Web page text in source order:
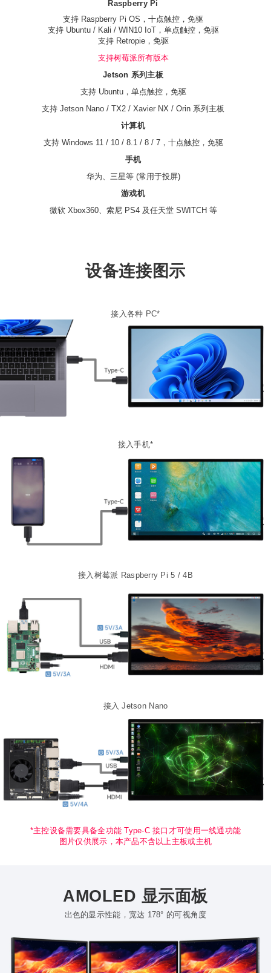
Raspberry Pi
支持 Raspberry Pi OS，十点触控，免驱
支持 Ubuntu / Kali / WIN10 IoT，单点触控，免驱
支持 Retropie，免驱
支持树莓派所有版本
Jetson 系列主板
支持 Ubuntu，单点触控，免驱
支持 Jetson Nano / TX2 / Xavier NX / Orin 系列主板
计算机
支持 Windows 11 / 10 / 8.1 / 8 / 7，十点触控，免驱
手机
华为、三星等 (常用于投屏)
游戏机
微软 Xbox360、索尼 PS4 及任天堂 SWITCH 等
设备连接图示
接入各种 PC*
接入手机*
接入树莓派 Raspberry Pi 5 / 4B
接入 Jetson Nano
*主控设备需要具备全功能 Type-C 接口才可使用一线通功能
图片仅供展示，本产品不含以上主板或主机
AMOLED 显示面板
出色的显示性能，宽达 178° 的可视角度